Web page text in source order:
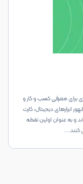
برای معرفی کسب و کار و
ابزارهای دیجیتال، کارت
و به عنوان اولین نقطه
کنند....